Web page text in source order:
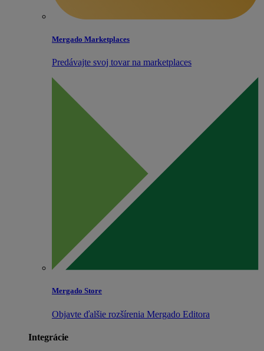
Mergado Marketplaces
Predávajte svoj tovar na marketplaces
Mergado Store
Objavte ďalšie rozšírenia Mergado Editora
Integrácie